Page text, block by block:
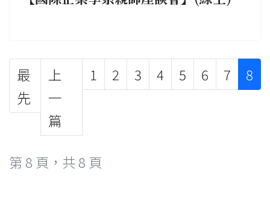
最
先
上
一
篇
1 2 3 4 5 6 7 8
第 8 頁，共 8 頁